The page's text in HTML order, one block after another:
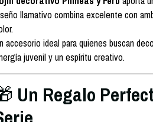
llamativo combina excelente con
accesorio ideal para quienes buscan
juvenil y un espíritu creativo.
Un Regalo